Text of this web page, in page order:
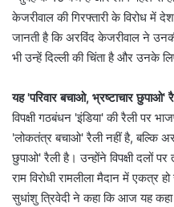
केजरीवाल की गिरफ्तारी के विरोध में
जानती है कि अरविंद केजरीवाल ने
भी उन्हें दिल्ली की चिंता है और उनके
यह 'परिवार बचाओ, भ्रष्टाचार छुपाओ'
विपक्षी गठबंधन 'इंडिया' की रैली पर
'लोकतंत्र बचाओ' रैली नहीं है, बल्कि
छुपाओ' रैली है। उन्होंने विपक्षी दलों
राम विरोधी रामलीला मैदान में एकत्र
सुधांशु त्रिवेदी ने कहा कि आज यह कहा